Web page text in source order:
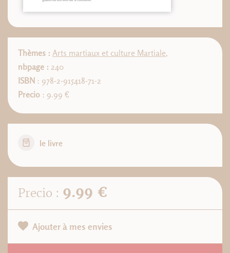
Thèmes : Arts martiaux et culture Martiale,
nbpage : 240
ISBN : 978-2-915418-71-2
Precio : 9.99 €
le livre
Precio : 9.99 €
Ajouter à mes envies